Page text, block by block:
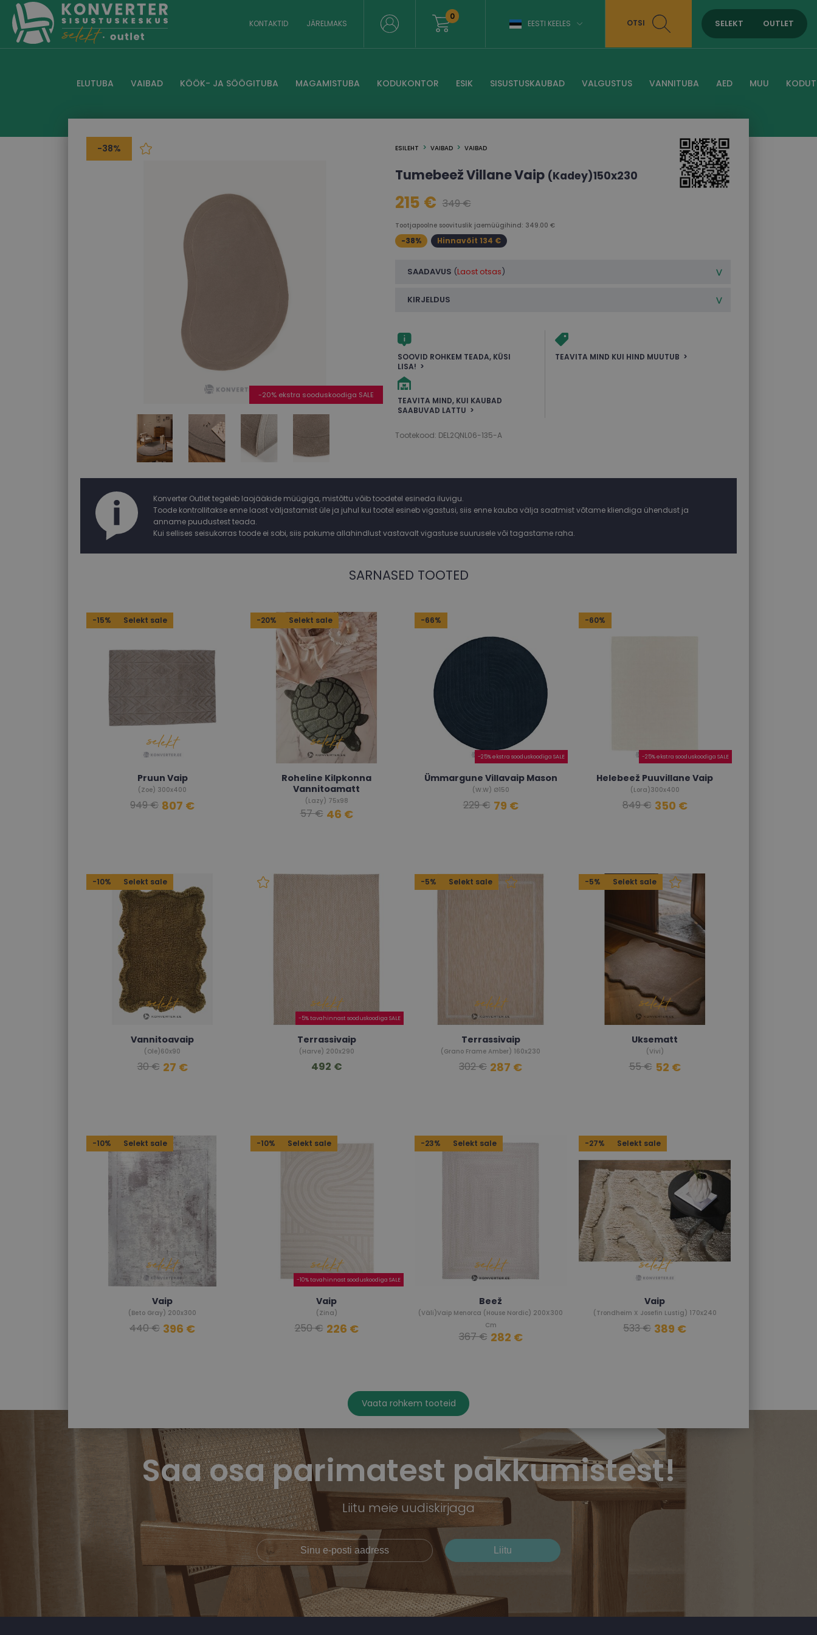
KONTAKTID JÄRELMAKS
0
EESTI KEELES OTSI SELEKT OUTLET
ELUTUBA VAIBAD KÖÖK- JA SÖÖGITUBA MAGAMISTUBA KODUKONTOR ESIK SISUSTUSKAUBAD VALGUSTUS VANNITUBA AED MUU
-38%
-20% ekstra sooduskoodiga SALE
ESILEHT VAIBAD VAIBAD
Tumebeež Villane Vaip (Kadey)150x230
215 € 349 €
Tootjapoolne soovituslik jaemüügihind: 349.00 €
-38% Hinnavõit 134 €
SAADAVUS (Laost otsas)
KIRJELDUS
SOOVID ROHKEM TEADA, KÜSI
LISA!
TEAVITA MIND KUI HIND MUUTUB
TEAVITA MIND, KUI KAUBAD
SAABUVAD LATTU
Tootekood: DEL2QNL06-135-A
Konverter Outlet tegeleb laojääkide müügiga, mistõttu võib toodetel esineda iluvigu.
Toode kontrollitakse enne laost väljastamist üle ja juhul kui tootel esineb vigastusi, siis enne kauba välja saatmist võtame kliendiga ühendust ja
anname puudustest teada.
Kui sellises seisukorras toode ei sobi, siis pakume allahindlust vastavalt vigastuse suurusele või tagastame raha.
SARNASED TOOTED
-15% Selekt sale
Pruun Vaip
(Zoe) 300x400
949 € 807 €
-20% Selekt sale
Roheline Kilpkonna
Vannitoamatt
(Lazy) 75x98
57 € 46 €
-66%
-25% ekstra sooduskoodiga SALE
Ümmargune Villavaip Mason
(W.W) Ø150
229 € 79 €
-60%
-25% ekstra sooduskoodiga SALE
Helebeež Puuvillane Vaip
(Lora)300x400
849 € 350 €
-10% Selekt sale
Vannitoavaip
(Ole)60x90
30 € 27 €
-5% tavahinnast sooduskoodiga SALE
Terrassivaip
(Harve) 200x290
492 €
-5% Selekt sale
Terrassivaip
(Grano Frame Amber) 160x230
302 € 287 €
-5% Selekt sale
Uksematt
(Vivi)
55 € 52 €
-10% Selekt sale
Vaip
(Beto Gray) 200x300
440 € 396 €
-10% Selekt sale
-10% tavahinnast sooduskoodiga SALE
Vaip
(Zina)
250 € 226 €
-23% Selekt sale
Beež
(Väli)Vaip Menorca (House Nordic) 200X300
Cm
367 € 282 €
-27% Selekt sale
Vaip
(Trondheim X Josefin Lustig) 170x240
533 € 389 €
Vaata rohkem tooteid
Saa osa parimatest pakkumistest!
Liitu meie uudiskirjaga